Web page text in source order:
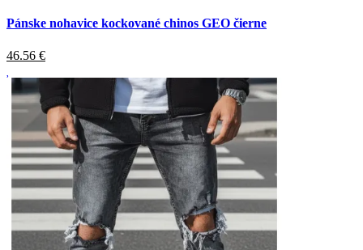
Pánske nohavice kockované chinos GEO čierne
46.56 €